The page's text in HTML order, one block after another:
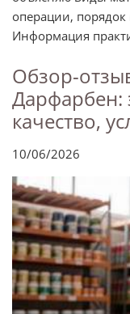
операции,
Информация
Обзор-
Дарфарбен:
качество,
10/06/2026